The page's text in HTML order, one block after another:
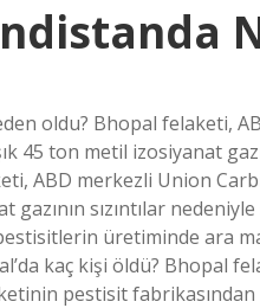
oldu? Bhopal felaketi,
45 ton metil izosiyanat
ABD merkezli Union
sızıntılar
üretiminde ara
kaç kişi öldü? Bhopal
pestisit fabrikasından